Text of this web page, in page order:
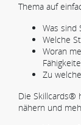
Thema auf
Was sind
Welche
Woran
Zu
Die Skillcards®
nähern und